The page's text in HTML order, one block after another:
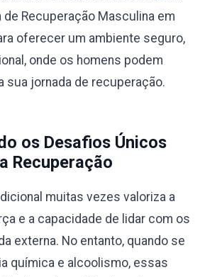
de Recuperação Masculina em
oferecer um ambiente seguro,
onde os homens podem
sua jornada de recuperação.
os Desafios Únicos
Recuperação
muitas vezes valoriza a
e a capacidade de lidar com os
externa. No entanto, quando se
química e alcoolismo, essas